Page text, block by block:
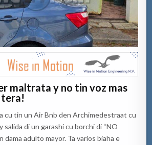
maltrata y no tin voz mas
tera!
cu tin un Air Bnb den Archimedestraat cu
salida di un garashi cu borchi di “NO
dama adulto mayor. Ta varios biaha e